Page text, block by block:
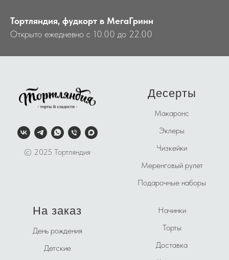
Тортляндия, фудкорт в МегаГринн
Открыто ежедневно с 10.00 до 22.00
© 2025 Тортляндия
Десерты
Макаронс
Эклеры
Чизкейки
Меренговый рулет
Подарочные наборы
На заказ
День рождения
Детские
Начинки
Торты
Доставка